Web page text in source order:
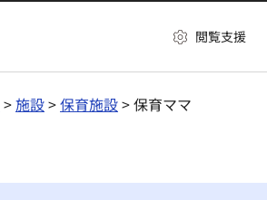
閲覧支援
>施設>保育施設> 保育ママ